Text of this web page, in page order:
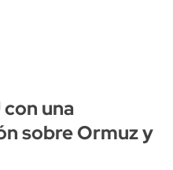
con una
sobre Ormuz y